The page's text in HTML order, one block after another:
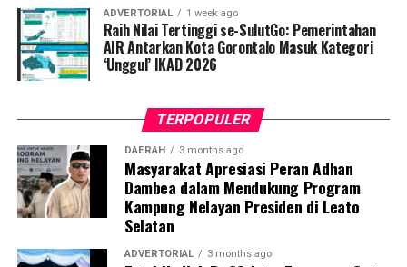
Fardin membeberkan, Turnamen Pohuwato Cup 2026
kali ini memecahkan rekor partisipasi dengan diikuti
oleh 24 klub resmi se-Kabupaten Pohuwato. Total ada
125 pasangan (ganda) peserta yang siap adu strategi
guna memperebutkan podium juara utama sepanjang
empat hari masa pertandingan.
Atas nama jajaran panitia, Fardin melayangkan apresiasi
tinggi dan ucapan terima kasih kepada seluruh tamu
undangan, korporasi sponsor, serta semua elemen yang
telah menyumbangkan kontribusi nyata demi
kesuksesan upacara pembukaan.
ADVERTORIAL 1 week ago
Raih Nilai Tertinggi se-SulutGo: Pemerintahan
AIR Antarkan Kota Gorontalo Masuk Kategori
‘Unggul’ IKAD 2026
TERPOPULER
DAERAH 3 months ago
Masyarakat Apresiasi Peran Adhan
Dambea dalam Mendukung Program
Kampung Nelayan Presiden di Leato
Selatan
ADVERTORIAL 3 months ago